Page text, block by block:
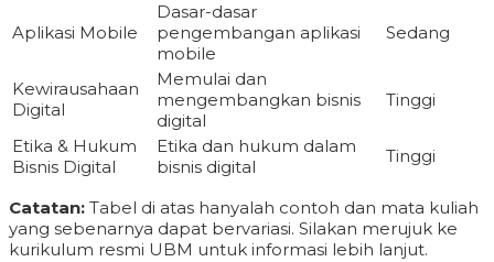
Aplikasi Mobile
Dasar-dasar
pengembangan aplikasi
mobile
Sedang
Kewirausahaan
Digital
Memulai dan
mengembangkan bisnis
digital
Tinggi
Etika & Hukum
Bisnis Digital
Etika dan hukum dalam
bisnis digital
Tinggi
Catatan: Tabel di atas hanyalah contoh dan mata kuliah
yang sebenarnya dapat bervariasi. Silakan merujuk ke
kurikulum resmi UBM untuk informasi lebih lanjut.